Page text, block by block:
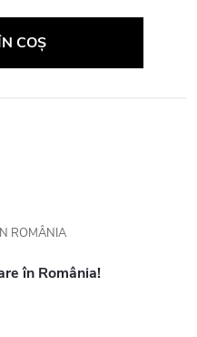
COŞ
ROMÂNIA
în România!